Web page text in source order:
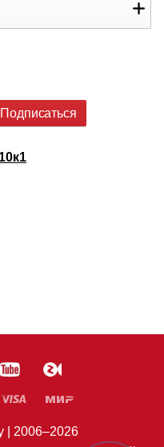
| 2006–2026